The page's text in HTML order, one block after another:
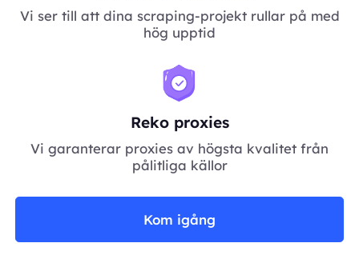
Vi ser till att dina scraping-projekt rullar på med
hög upptid
Reko proxies
Vi garanterar proxies av högsta kvalitet från
pålitliga källor
Kom igång